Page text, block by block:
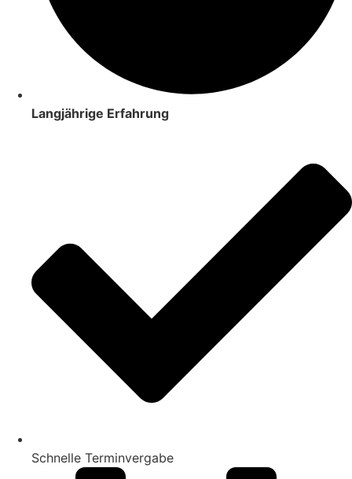
Langjährige Erfahrung
Schnelle Terminvergabe